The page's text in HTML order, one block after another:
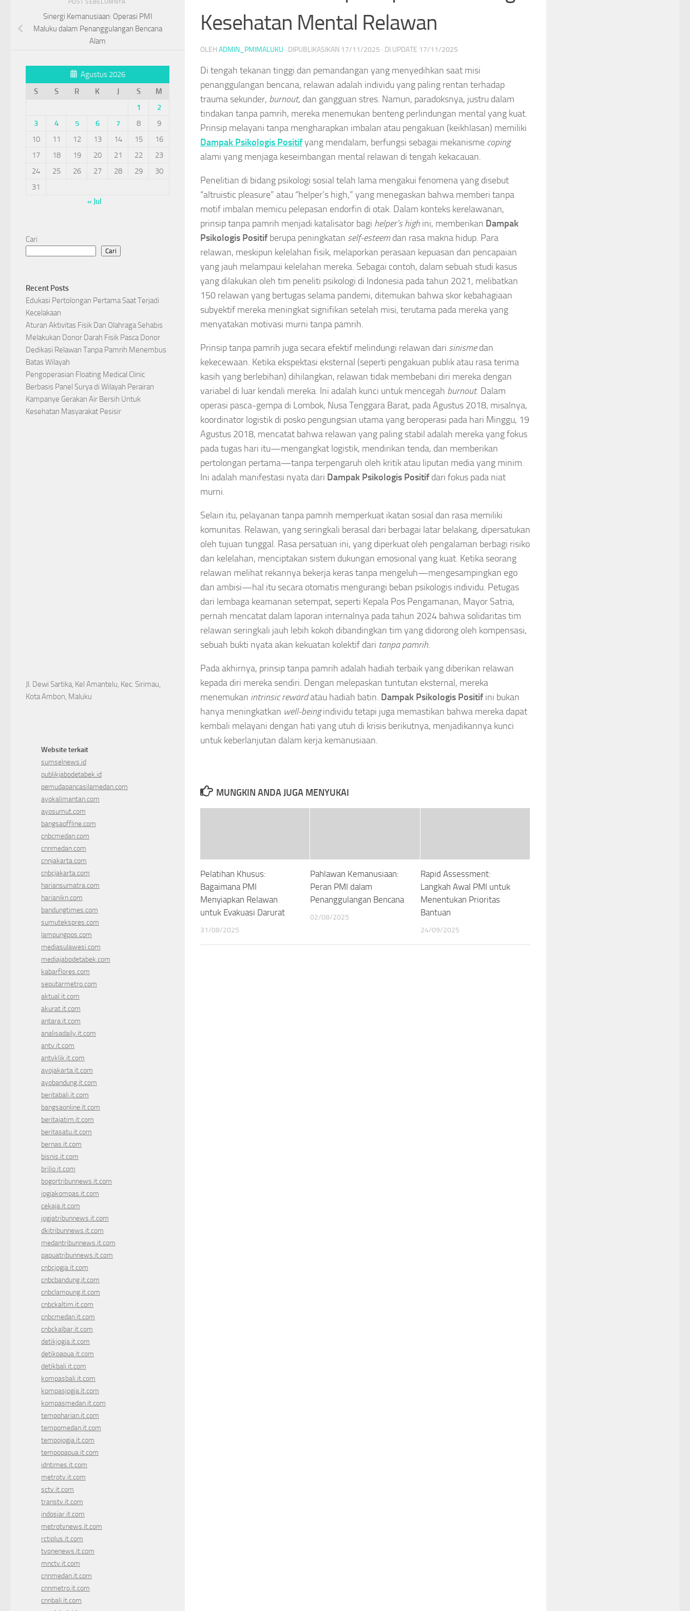
Kesehatan Mental Relawan
OLEH ADMIN_PMIMALUKU · DIPUBLIKASIKAN 17/11/2025 · DI UPDATE 17/11/2025
Di tengah tekanan tinggi dan pemandangan yang menyedihkan saat misi
penanggulangan bencana, relawan adalah individu yang paling rentan terhadap
trauma sekunder, burnout, dan gangguan stres. Namun, paradoksnya, justru dalam
tindakan tanpa pamrih, mereka menemukan benteng perlindungan mental yang kuat.
Prinsip melayani tanpa mengharapkan imbalan atau pengakuan (keikhlasan) memiliki
Dampak Psikologis Positifyang mendalam, berfungsi sebagai mekanisme coping
alami yang menjaga keseimbangan mental relawan di tengah kekacauan.
Penelitian di bidang psikologi sosial telah lama mengakui fenomena yang disebut
“altruistic pleasure” atau “helper’s high,” yang menegaskan bahwa memberi tanpa
motif imbalan memicu pelepasan endorfin di otak. Dalam konteks kerelawanan,
prinsip tanpa pamrih menjadi katalisator bagi helper’s high ini, memberikan Dampak
Psikologis Positif berupa peningkatan self-esteemdan rasa makna hidup. Para
relawan, meskipun kelelahan fisik, melaporkan perasaan kepuasan dan pencapaian
yang jauh melampaui kelelahan mereka. Sebagai contoh, dalam sebuah studi kasus
yang dilakukan oleh tim peneliti psikologi di Indonesia pada tahun 2021, melibatkan
150 relawan yang bertugas selama pandemi, ditemukan bahwa skor kebahagiaan
subyektif mereka meningkat signifikan setelah misi, terutama pada mereka yang
menyatakan motivasi murni tanpa pamrih.
Prinsip tanpa pamrih juga secara efektif melindungi relawan dari sinismedan
kekecewaan. Ketika ekspektasi eksternal (seperti pengakuan publik atau rasa terima
kasih yang berlebihan) dihilangkan, relawan tidak membebani diri mereka dengan
variabel di luar kendali mereka. Ini adalah kunci untuk mencegah burnout. Dalam
operasi pasca-gempa di Lombok, Nusa Tenggara Barat, pada Agustus 2018, misalnya,
koordinator logistik di posko pengungsian utama yang beroperasi pada hari Minggu, 19
Agustus 2018, mencatat bahwa relawan yang paling stabil adalah mereka yang fokus
pada tugas hari itu—mengangkat logistik, mendirikan tenda, dan memberikan
pertolongan pertama—tanpa terpengaruh oleh kritik atau liputan media yang minim.
Ini adalah manifestasi nyata dari Dampak Psikologis Positif dari fokus pada niat
murni.
Selain itu, pelayanan tanpa pamrih memperkuat ikatan sosial dan rasa memiliki
komunitas. Relawan, yang seringkali berasal dari berbagai latar belakang, dipersatukan
oleh tujuan tunggal. Rasa persatuan ini, yang diperkuat oleh pengalaman berbagi risiko
dan kelelahan, menciptakan sistem dukungan emosional yang kuat. Ketika seorang
relawan melihat rekannya bekerja keras tanpa mengeluh—mengesampingkan ego
dan ambisi—hal itu secara otomatis mengurangi beban psikologis individu. Petugas
dari lembaga keamanan setempat, seperti Kepala Pos Pengamanan, Mayor Satria,
pernah mencatat dalam laporan internalnya pada tahun 2024 bahwa solidaritas tim
relawan seringkali jauh lebih kokoh dibandingkan tim yang didorong oleh kompensasi,
sebuah bukti nyata akan kekuatan kolektif dari tanpa pamrih.
Pada akhirnya, prinsip tanpa pamrih adalah hadiah terbaik yang diberikan relawan
kepada diri mereka sendiri. Dengan melepaskan tuntutan eksternal, mereka
menemukan intrinsic rewardatau hadiah batin. Dampak Psikologis Positif ini bukan
hanya meningkatkan well-beingindividu tetapi juga memastikan bahwa mereka dapat
kembali melayani dengan hati yang utuh di krisis berikutnya, menjadikannya kunci
untuk keberlanjutan dalam kerja kemanusiaan.
MUNGKIN ANDA JUGA MENYUKAI
Pelatihan Khusus:
Bagaimana PMI
Menyiapkan Relawan
untuk Evakuasi Darurat
31/08/2025
Pahlawan Kemanusiaan:
Peran PMI dalam
Penanggulangan Bencana
02/08/2025
Rapid Assessment:
Langkah Awal PMI untuk
Menentukan Prioritas
Bantuan
24/09/2025
Sinergi Kemanusiaan: Operasi PMI
Maluku dalam Penanggulangan Bencana
Alam
Agustus 2026
S
S R K J S
M
1
2
3
4 5 6 7 8
9
10
11 12 13 14 15
16
17
18 19 20 21 22
23
24
25 26 27 28 29
30
31
« Jul
Cari
Cari
Recent Posts
Edukasi Pertolongan Pertama Saat Terjadi
Kecelakaan
Aturan Aktivitas Fisik Dan Olahraga Sehabis
Melakukan Donor Darah Fisik Pasca Donor
Dedikasi Relawan Tanpa Pamrih Menembus
Batas Wilayah
Pengoperasian Floating Medical Clinic
Berbasis Panel Surya di Wilayah Perairan
Kampanye Gerakan Air Bersih Untuk
Kesehatan Masyarakat Pesisir
Jl. Dewi Sartika, Kel Amantelu, Kec. Sirimau,
Kota Ambon, Maluku
Website terkait
sumselnews.id
publikjabodetabek.id
pemudapancasilamedan.com
ayokalimantan.com
ayosumut.com
bangsaoffline.com
cnbcmedan.com
cnnmedan.com
cnnjakarta.com
cnbcjakarta.com
hariansumatra.com
harianikn.com
bandungtimes.com
sumutekspres.com
lampungpos.com
mediasulawesi.com
mediajabodetabek.com
kabarflores.com
seputarmetro.com
aktual.it.com
akurat.it.com
antara.it.com
analisadaily.it.com
antv.it.com
antvklik.it.com
ayojakarta.it.com
ayobandung.it.com
beritabali.it.com
bangsaonline.it.com
beritajatim.it.com
beritasatu.it.com
bernas.it.com
bisnis.it.com
brilio.it.com
bogortribunnews.it.com
jogjakompas.it.com
cekaja.it.com
jogjatribunnews.it.com
dkitribunnews.it.com
medantribunnews.it.com
papuatribunnews.it.com
cnbcjogja.it.com
cnbcbandung.it.com
cnbclampung.it.com
cnbckaltim.it.com
cnbcmedan.it.com
cnbckalbar.it.com
detikjogja.it.com
detikpapua.it.com
detikbali.it.com
kompasbali.it.com
kompasjogja.it.com
kompasmedan.it.com
tempoharian.it.com
tempomedan.it.com
tempojogja.it.com
tempopapua.it.com
idntimes.it.com
metrotv.it.com
sctv.it.com
transtv.it.com
indosiar.it.com
metrotvnews.it.com
rctiplus.it.com
tvonenews.it.com
mnctv.it.com
cnnmedan.it.com
cnnmetro.it.com
cnnbali.it.com